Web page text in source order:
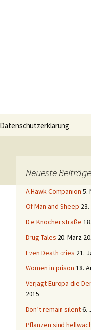
Datenschutzerklärung
Neueste Beiträge
A Hawk Companion 5.
Of Man and Sheep 23.
Die Knochenstraße
Drug Tales 20. März
Even Death cries 21.
Women in prison 18.
Verjagt Europa die
2015
Don’t remain silent6.
Pflanzen sind hellwach